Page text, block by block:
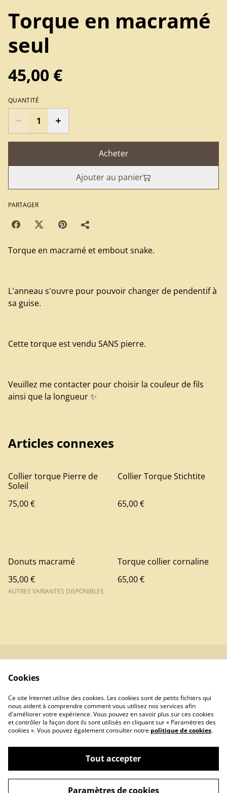
Torque en macramé
seul
45,00 €
QUANTITÉ
Acheter
Ajouter au panier
PARTAGER
Torque en macramé et embout snake.
L'anneau s'ouvre pour pouvoir changer de pendentif à
sa guise.
Cette torque est vendu SANS pierre.
Veuillez me contacter pour choisir la couleur de fils
ainsi que la longueur ✨️
Articles connexes
Collier torque Pierre de
Soleil
75,00 €
Collier Torque Stichtite
65,00 €
Donuts macramé
35,00 €
AUTRES VARIANTES DISPONIBLES
Torque collier cornaline
65,00 €
confidentialité
Newsletters
©2026Artisanomade.com
Cookies
Ce site Internet utilise des cookies. Les cookies sont de petits fichiers qui
nous aident à comprendre comment vous utilisez nos services afin
d'améliorer votre expérience. Vous pouvez en savoir plus sur ces cookies
et contrôler la façon dont ils sont utilisés en cliquant sur « Paramètres des
cookies ». Vous pouvez également consulter notre politique de cookies.
Tout accepter
Paramètres de cookies